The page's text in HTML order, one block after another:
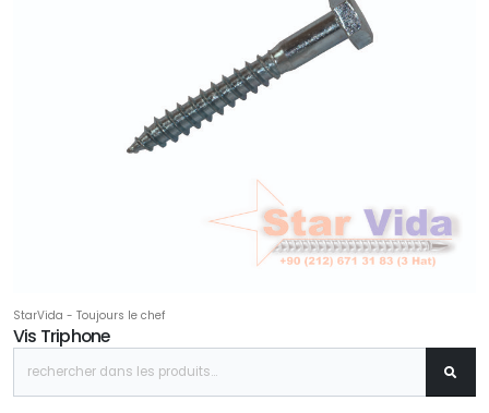
StarVida - Toujours le chef
Vis Triphone